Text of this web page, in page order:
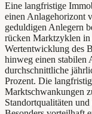
Eine langfristige
einen Anlagehorizont
geduldigen Anlegern
rücken Marktzyklen in
Wertentwicklung des
hinweg einen stabilen
durchschnittliche
Prozent. Die
Marktschwankungen
Standortqualitäten